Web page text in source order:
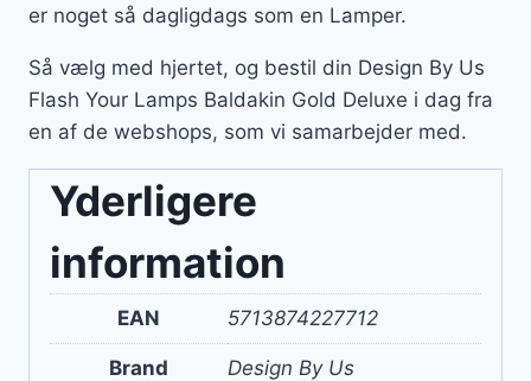
er noget så dagligdags som en Lamper.
Så vælg med hjertet, og bestil din Design By Us
Flash Your Lamps Baldakin Gold Deluxe i dag fra
en af de webshops, som vi samarbejder med.
Yderligere
information
EAN 5713874227712
Brand Design By Us